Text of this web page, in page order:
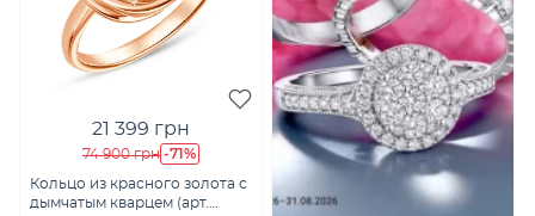
21 399 грн
74 900 грн -71%
Кольцо из красного золота с
дымчатым кварцем (арт.